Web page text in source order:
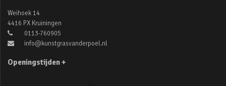
Weihoek 14
4416 PX Kruiningen
0113-760905
info@kunstgrasvanderpoel.nl
Openingstijden +